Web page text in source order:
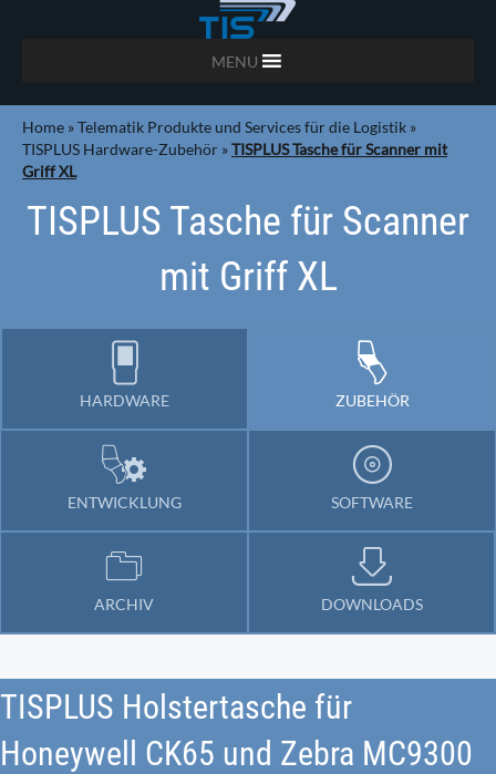
MENU
Home »Telematik Produkte und Services für die Logistik »
TISPLUS Hardware-Zubehör »TISPLUS Tasche für Scanner mit
Griff XL
TISPLUS Tasche für Scanner
mit Griff XL
HARDWARE ZUBEHÖR
ENTWICKLUNG SOFTWARE
ARCHIV DOWNLOADS
TISPLUS Holstertasche für
Honeywell CK65 und Zebra MC9300